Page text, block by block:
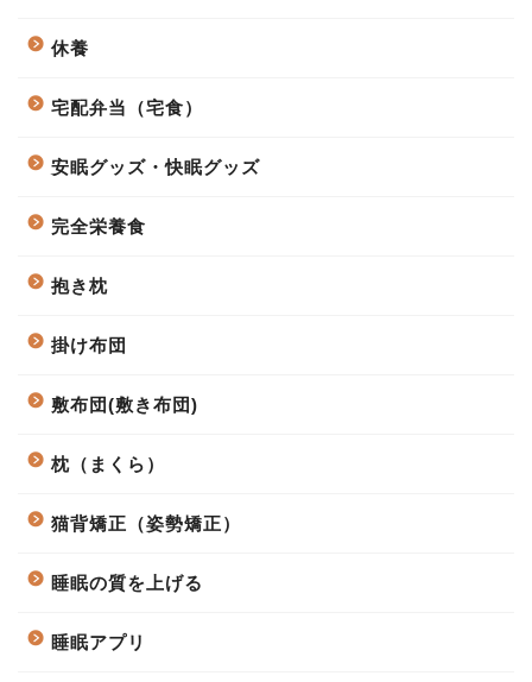
休養
宅配弁当（宅食）
安眠グッズ・快眠グッズ
完全栄養食
抱き枕
掛け布団
敷布団(敷き布団)
枕（まくら）
猫背矯正（姿勢矯正）
睡眠の質を上げる
睡眠アプリ